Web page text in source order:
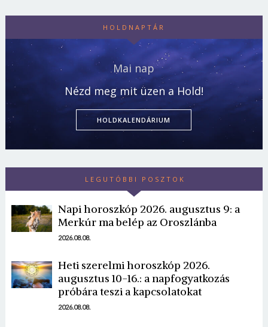
HOLDNAPTÁR
Mai nap
Nézd meg mit üzen a Hold!
HOLDKALENDÁRIUM
LEGUTÓBBI POSZTOK
Napi horoszkóp 2026. augusztus 9: a
Merkúr ma belép az Oroszlánba
2026.08.08.
Heti szerelmi horoszkóp 2026.
augusztus 10-16.: a napfogyatkozás
próbára teszi a kapcsolatokat
2026.08.08.
Borsonline bejelentkezés